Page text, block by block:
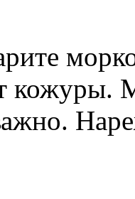
кожуры.